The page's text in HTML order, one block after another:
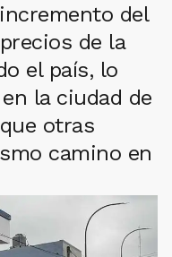
del
de la
el país, lo
la ciudad de
otras
camino en